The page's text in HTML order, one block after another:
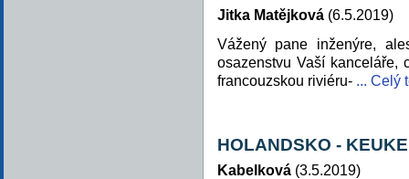
Jitka Matějková(6.5.2019)
Vážený pane inženýre,
osazenstvu Vaší kanceláře,
francouzskou riviéru- ... Celý
HOLANDSKO -
Kabelková(3.5.2019)